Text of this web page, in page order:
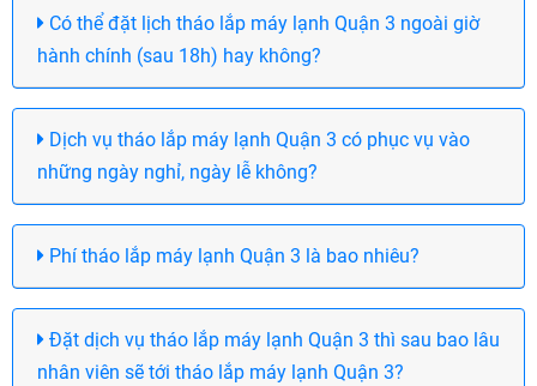
Có thể đặt lịch tháo lắp máy lạnh Quận 3 ngoài giờ
hành chính (sau 18h) hay không?
Dịch vụ tháo lắp máy lạnh Quận 3 có phục vụ vào
những ngày nghỉ, ngày lễ không?
Phí tháo lắp máy lạnh Quận 3 là bao nhiêu?
Đặt dịch vụ tháo lắp máy lạnh Quận 3 thì sau bao lâu
nhân viên sẽ tới tháo lắp máy lạnh Quận 3?